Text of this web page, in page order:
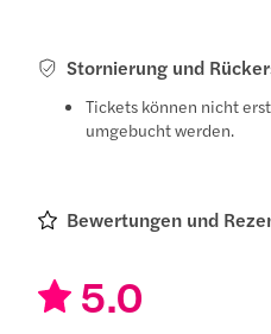
Stornierung und
Tickets können nicht
umgebucht werden.
Bewertungen und
5.0